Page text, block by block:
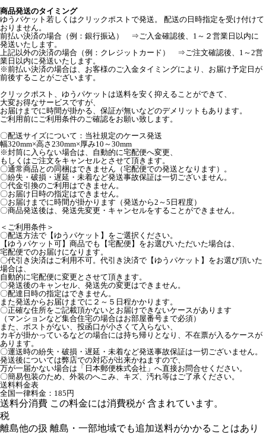
商品発送のタイミング
ゆうパケット若しくはクリックポストで発送。 配送の日時指定を受け付けて
おりません。
前払い決済の場合（例：銀行振込） ⇒ご入金確認後、1～２営業日以内に
発送いたします。
上記以外の決済の場合（例：クレジットカード） ⇒ご注文確認後、1～2営
業日以内に発送いたします。
※前払い決済の場合は、お客様のご入金タイミングにより、お届け予定日が
前後することがございます。
クリックポスト、ゆうパケットは送料を安く抑えることができて、
大変お得なサービスですが、
お届けまでに時間が掛かる、保証が無いなどのデメリットもあります。
ご利用前にご利用条件のご確認をお願い致します。
〇配送サイズについて：当社規定のケース発送
幅320mm×高さ230mm×厚み10～30mm
※封筒に入らない場合は、自動的に宅配便へ変更、
もしくはご注文をキャンセルとさせて頂きます。
〇通常商品との同梱はできません（宅配便での発送となります）。
〇紛失・破損・遅延・未着など発送事故保証は一切ございません。
〇代金引換のご利用はできません。
〇お届け日時の指定はできません。
〇お届けまでに時間が掛かります（発送から2～5日程度）
〇商品発送後は、発送先変更・キャンセルをすることができません。
＜ご利用条件＞
〇配送方法で【ゆうパケット】をご選択ください。
【ゆうパケット可】商品でも【宅配便】をお選びいただいた場合は、
宅配便でのお届けになります。
〇代引き決済はご利用不可。代引き決済で【ゆうパケット】をお選び頂いた
場合は、
自動的に宅配便に変更とさせて頂きます。
〇発送後のキャンセル、発送先の変更はできません。
〇配達日時の指定はできません。
また発送からお届けまでに２～５日程かかります。
〇正確な住所をご記載頂かないとお届けできないケースがあります
（マンションなど集合住宅の場合はお部屋番号まで必須）
また、ポストがない、投函口が小さくて入らない、
カギが掛かっているなどの場合には持ち帰りとなり、不在票が入るケースが
あります。
〇運送時の紛失・破損・遅延・未着など発送事故保証は一切ございません。
発送後については弊店での対応が出来かねますので、
万が一届かない場合は「日本郵便株式会社」へ直接お問合せください。
〇簡易包装のため、外装のへこみ、キズ、汚れ等はご了承ください。
送料料金表
全国一律料金：185円
送料分消費
税
この料金には消費税が 含まれています。
離島他の扱 離島・一部地域でも追加送料がかかることはあり